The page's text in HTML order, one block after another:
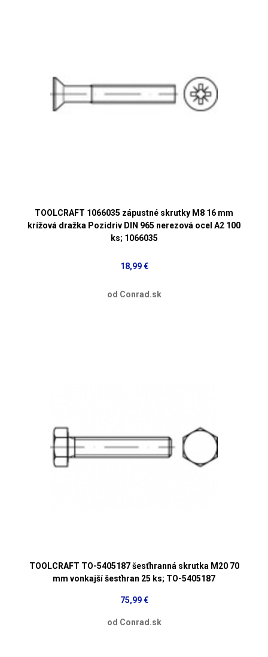
TOOLCRAFT 1066035 zápustné skrutky M8 16 mm
krížová dražka Pozidriv DIN 965 nerezová ocel A2 100
ks; 1066035
18,99 €
od Conrad.sk
TOOLCRAFT TO-5405187 šesťhranná skrutka M20 70
mm vonkajší šesťhran 25 ks; TO-5405187
75,99 €
od Conrad.sk